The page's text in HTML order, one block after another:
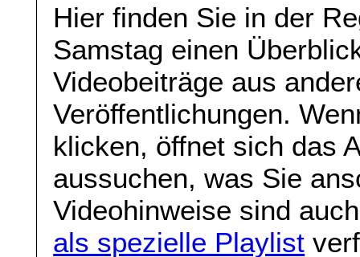
Hier finden Sie in der
Samstag einen
Videobeiträge aus
Veröffentlichungen.
klicken, öffnet sich das
aussuchen, was Sie
Videohinweise sind
als spezielle Playlist